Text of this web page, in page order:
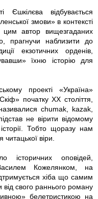
відбувається
змови» в контексті
цим автор вищезгаданих
прагнучи наблизити до
екзотичних орденів,
їхню історію для
проекті «Україна»
початку ХХ століття,
chumak, kazak,
не вірити відомому
Тобто щоразу нам
віри.
історичних оповідей,
Кожелянком, на
хіба що самим
свого раннього роману
белетристикою на